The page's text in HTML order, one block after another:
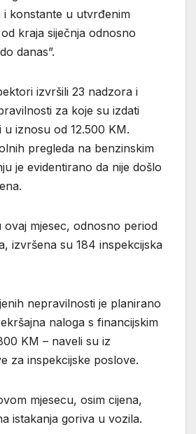
i konstante u utvrđenim
kraja siječnja odnosno
danas”.
izvršili 23 nadzora i
za koje su izdati
iznosu od 12.500 KM.
pregleda na benzinskim
je evidentirano da nije došlo
ovaj mjesec, odnosno period
izvršena su 184 inspekcijska
nepravilnosti je planirano
naloga s financijskim
KM – naveli su iz
za inspekcijske poslove.
mjesecu, osim cijena,
istakanja goriva u vozila.